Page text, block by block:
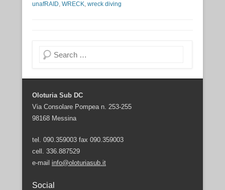
unafRAID, WRECK, wreck diving
Cerca
Oloturia Sub DC
Via Consolare Pompea n. 253-255
98168 Messina
tel. 090.359003 fax 090.359003
cell. 336.887529
e-mail info@oloturiasub.it
Social